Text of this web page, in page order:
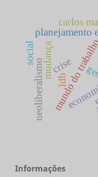
mundo do
planejamento
carlos
crise
mudança
neoliberalismo
social
ldb
Informações